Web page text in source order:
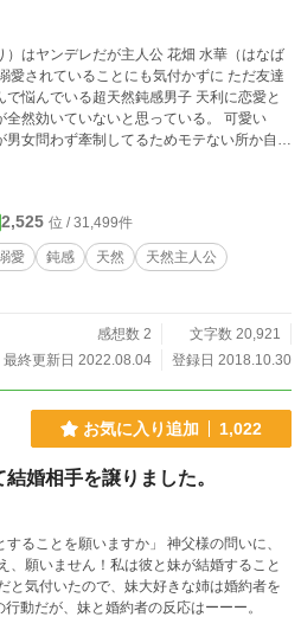
愛されていることにも気付かずに ただ友達
悩んでいる超天然鈍感男子 天利に恋愛と
全然効いていないと思っている。 可愛い
男女問わず牽制してるためモテない所か自分
とか保ち普段から好きすぎで悶え苦しんで
も普段の天然の部分でそれ以上のことを
だと思われてる。 イケメンで物凄くモテる
手に誓っているが水華としかやりたいと思
向きもしない、少し女嫌いで女子や興味、
たい、水華命の水華LOVEで水華のお願い
も続けている内に気づくとヤンデレとかして
が治すつもりは微塵も無い そんな2人
2,525 位 / 31,499件
愛 鈍感 天然
天然主人公
感想数 2
文字数 20,921
最終更新日 2022.08.04
登録日 2018.10.30
お気に入り追加 1,022
婚相手を譲りました。
することを願いますか」 神父様の問いに、
、願いません！私は彼と妹が結婚すること
動だが、妹と婚約者の反応はーーー。